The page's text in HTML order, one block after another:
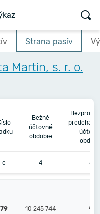
Strana pasív
Martin, s. r. o.
Bežné
účtovné
obdobie
c 4 5
79 10 245 744 9